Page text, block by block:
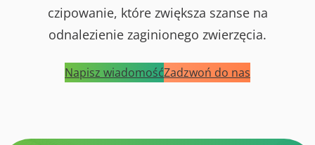
czipowanie, które zwiększa szanse na
odnalezienie zaginionego zwierzęcia.
Napisz wiadomośćZadzwoń do nas